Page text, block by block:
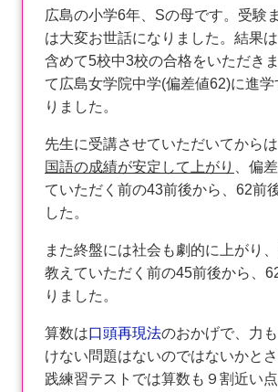
広島の小学6年、Sの母です。受験
は大変お世話になりました。結果
含めて5校中3校の合格をいただき
て広島女学院中学(偏差値62)に進
りました。
先生に受講させていただいてからは
国語の成績が安定して上がり
、偏
ていただく前の43前後から、62前
した。
また終盤には社会も劇的に上がり、
教えていただく前の45前後から、
りました。
算数は口頭再現法のおかげで、力
けない問題はないのではないかと
践練習テストでは算数も９割近い